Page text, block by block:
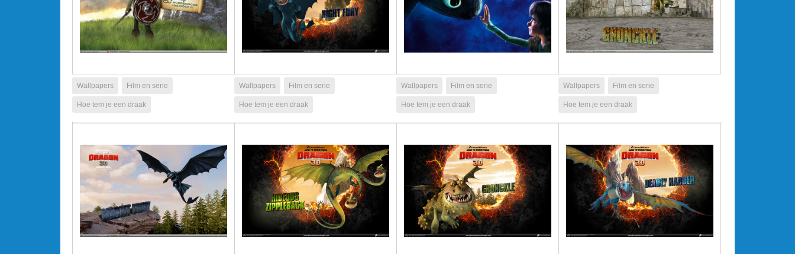
Wallpapers Film en serie
Hoe tem je een draak
Wallpapers Film en serie
Hoe tem je een draak
Wallpapers Film en serie
Hoe tem je een draak
Wallpapers Film en serie
Hoe tem je een draak